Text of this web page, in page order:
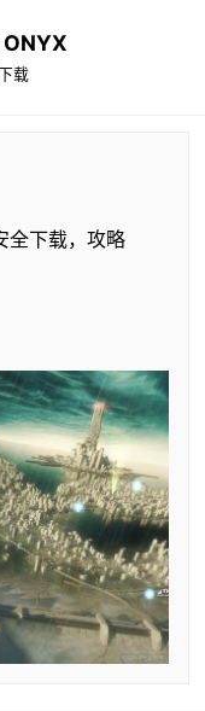
ONYX
载
全下载，攻略